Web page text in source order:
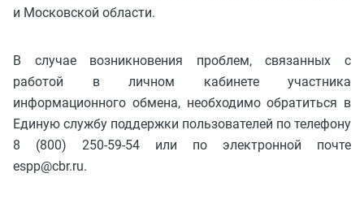
и Московской области.
В случае возникновения проблем, связанных с
работой в личном кабинете участника
информационного обмена, необходимо обратиться в
Единую службу поддержки пользователей по телефону
8 (800) 250-59-54 или по электронной почте
espp@cbr.ru.